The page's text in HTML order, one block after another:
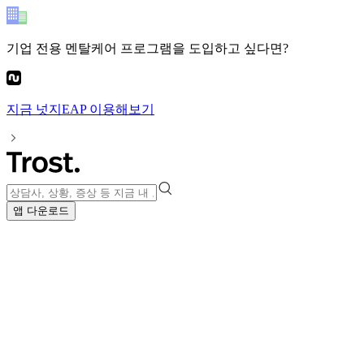
기업 전용 멘탈케어 프로그램을 도입하고 싶다면?
지금 넛지EAP이용해보기
앱 다운로드